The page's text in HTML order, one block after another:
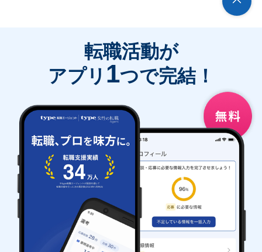
転職活動が
アプリ 1つで完結！